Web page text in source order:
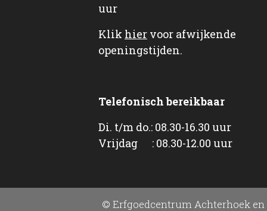
uur
Klik hier voor afwijkende
openingstijden.
Telefonisch bereikbaar
Di. t/m do.: 08.30-16.30 uur
Vrijdag : 08.30-12.00 uur
© Erfgoedcentrum Achterhoek en